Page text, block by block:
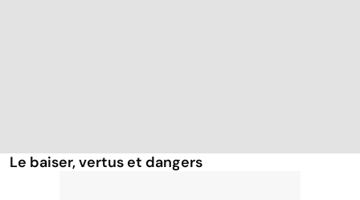
Le baiser, vertus et dangers